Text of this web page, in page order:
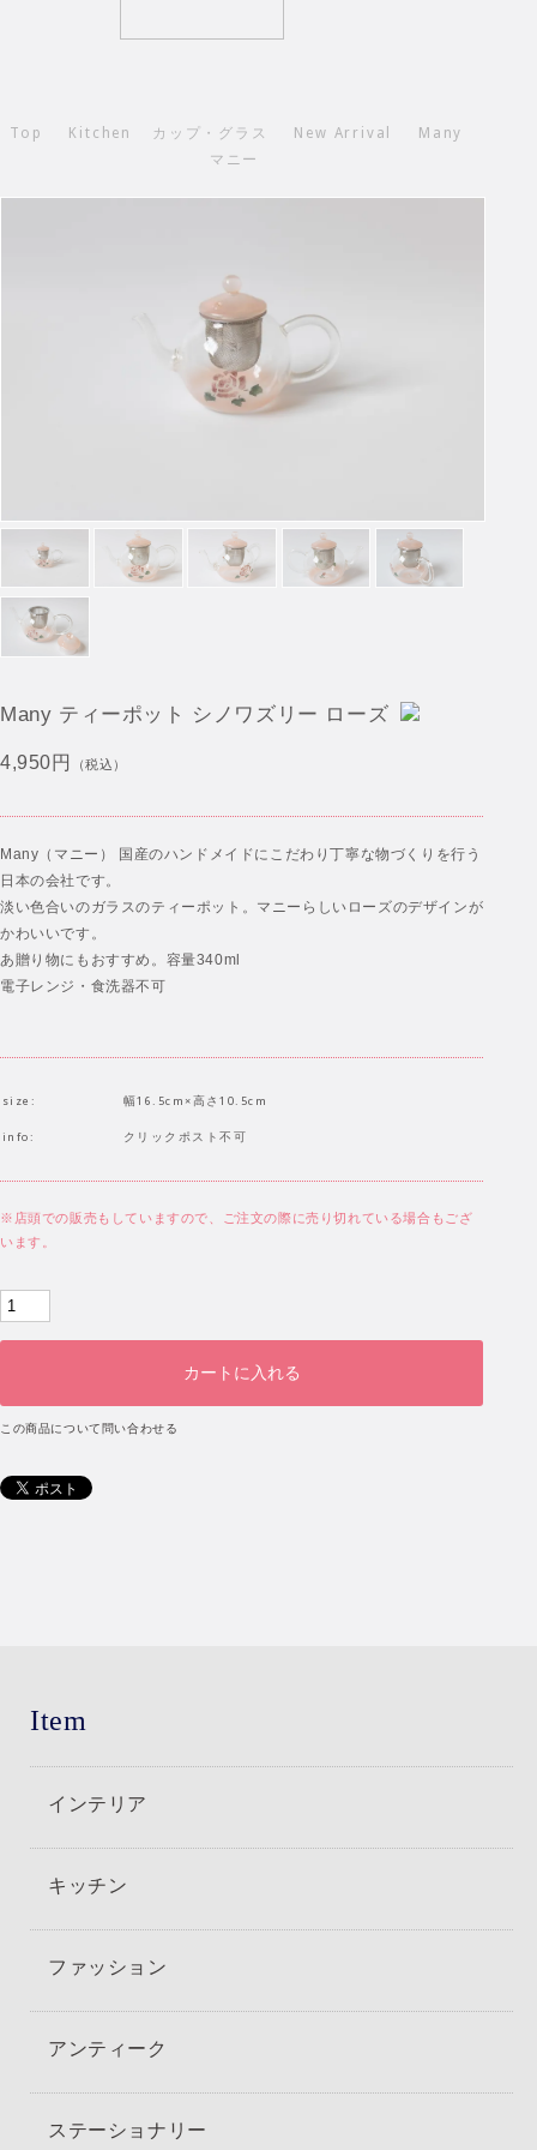
Top Kitchen カップ・グラス New Arrival
Many
マニー
Many ティーポット シノワズリー ローズ
4,950円 （税込）
Many（マニー） 国産のハンドメイドにこだわり丁寧な物づくりを行う
日本の会社です。
淡い色合いのガラスのティーポット。マニーらしいローズのデザインが
かわいいです。
あ贈り物にもおすすめ。容量340ml
電子レンジ・食洗器不可
size: 幅16.5cm×高さ10.5cm
info: クリックポスト不可
※店頭での販売もしていますので、ご注文の際に売り切れている場合もござ
います。
この商品について問い合わせる
Item
インテリア
キッチン
ファッション
アンティーク
ステーショナリー